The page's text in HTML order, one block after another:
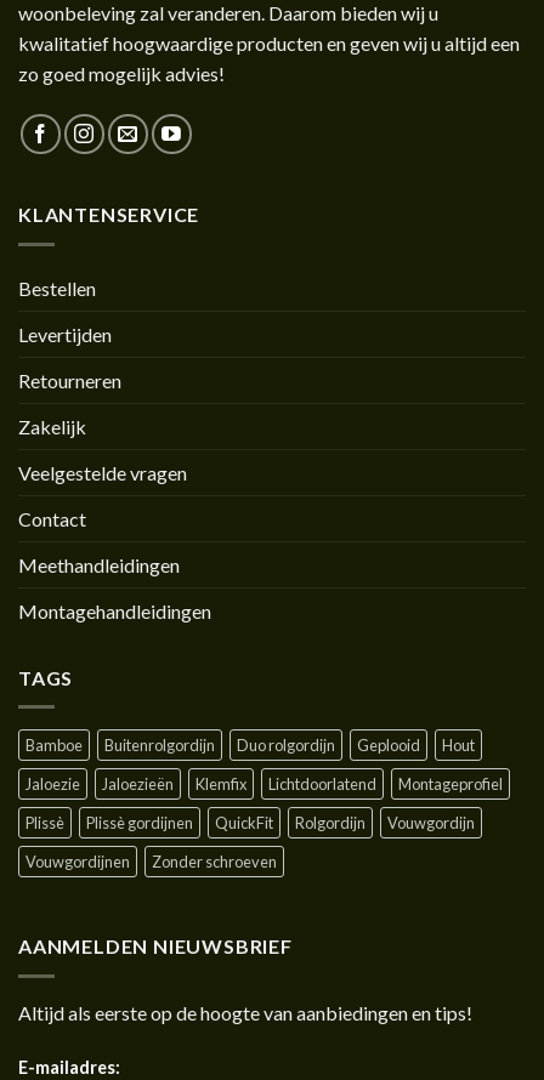
woonbeleving zal veranderen. Daarom bieden wij u
kwalitatief hoogwaardige producten en geven wij u altijd een
zo goed mogelijk advies!
KLANTENSERVICE
Bestellen
Levertijden
Retourneren
Zakelijk
Veelgestelde vragen
Contact
Meethandleidingen
Montagehandleidingen
TAGS
Bamboe Buitenrolgordijn Duo rolgordijn Geplooid
Hout
Jaloezie
Jaloezieën Klemfix Lichtdoorlatend
Montageprofiel
Plissè
Plissè gordijnen QuickFit Rolgordijn
Vouwgordijn
Vouwgordijnen
Zonder schroeven
AANMELDEN NIEUWSBRIEF
Altijd als eerste op de hoogte van aanbiedingen en tips!
E-mailadres: